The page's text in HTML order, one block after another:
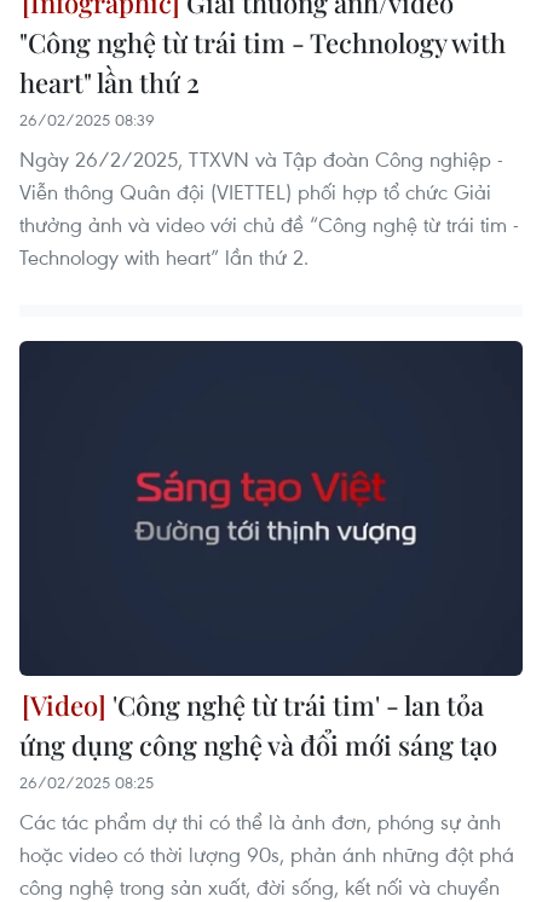
"Công nghệ từ trái tim - Technology with
heart" lần thứ 2
26/02/2025 08:39
Ngày 26/2/2025, TTXVN và Tập đoàn Công nghiệp -
Viễn thông Quân đội (VIETTEL) phối hợp tổ chức Giải
thưởng ảnh và video với chủ đề “Công nghệ từ trái tim -
Technology with heart” lần thứ 2.
'Công nghệ từ trái tim' - lan tỏa
ứng dụng công nghệ và đổi mới sáng tạo
26/02/2025 08:25
Các tác phẩm dự thi có thể là ảnh đơn, phóng sự ảnh
hoặc video có thời lượng 90s, phản ánh những đột phá
công nghệ trong sản xuất, đời sống, kết nối và chuyển